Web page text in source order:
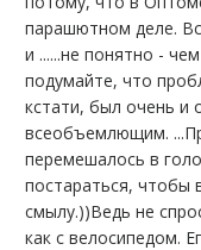
парашютном деле.
и ......не понятно -
подумайте, что
кстати, был очень и
всеобъемлющим.
перемешалось в
постараться, чтобы
смылу.))Ведь не
как с велосипедом.